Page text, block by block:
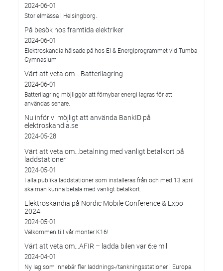
2024-06-01
Stor elmässa i Helsingborg.
På besök hos framtida elektriker
2024-06-01
Elektroskandia hälsade på hos El & Energiprogrammet vid Tumba
Gymnasium
Värt att veta om... Batterilagring
2024-06-01
Batterilagring möjliggör att förnybar energi lagras för att
användas senare.
Nu inför vi möjligt att använda BankID på
elektroskandia.se
2024-05-28
Värt att veta om…betalning med vanligt betalkort på
laddstationer
2024-05-01
I alla publika laddstationer som installeras från och med 13 april
ska man kunna betala med vanligt betalkort.
Elektroskandia på Nordic Mobile Conference & Expo
2024
2024-05-01
Välkommen till vår monter K16!
Värt att veta om...AFIR – ladda bilen var 6:e mil
2024-04-01
Ny lag som innebär fler laddnings-/tankningsstationer i Europa.